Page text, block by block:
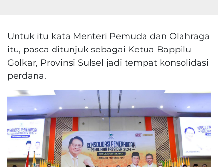
Untuk itu kata Menteri Pemuda dan Olahraga
itu, pasca ditunjuk sebagai Ketua Bappilu
Golkar, Provinsi Sulsel jadi tempat konsolidasi
perdana.